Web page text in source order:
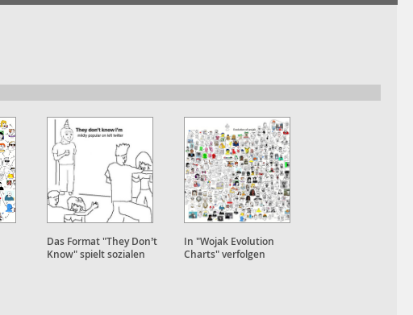
Das Format "They Don’t
Know" spielt sozialen
In "Wojak Evolution
Charts" verfolgen